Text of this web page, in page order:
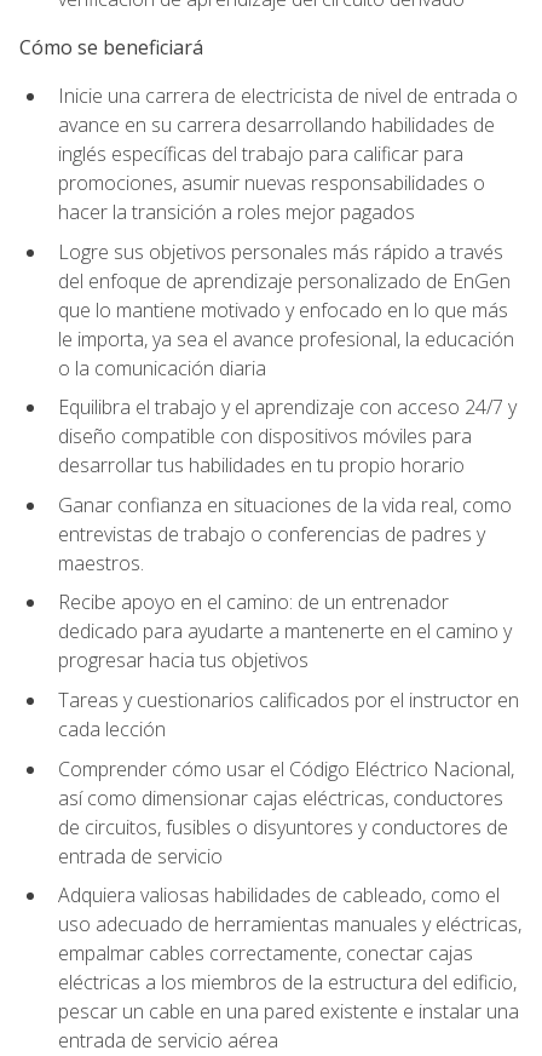
Cómo se beneficiará
Inicie una carrera de electricista de nivel de entrada o
avance en su carrera desarrollando habilidades de
inglés específicas del trabajo para calificar para
promociones, asumir nuevas responsabilidades o
hacer la transición a roles mejor pagados
Logre sus objetivos personales más rápido a través
del enfoque de aprendizaje personalizado de EnGen
que lo mantiene motivado y enfocado en lo que más
le importa, ya sea el avance profesional, la educación
o la comunicación diaria
Equilibra el trabajo y el aprendizaje con acceso 24/7 y
diseño compatible con dispositivos móviles para
desarrollar tus habilidades en tu propio horario
Ganar confianza en situaciones de la vida real, como
entrevistas de trabajo o conferencias de padres y
maestros.
Recibe apoyo en el camino: de un entrenador
dedicado para ayudarte a mantenerte en el camino y
progresar hacia tus objetivos
Tareas y cuestionarios calificados por el instructor en
cada lección
Comprender cómo usar el Código Eléctrico Nacional,
así como dimensionar cajas eléctricas, conductores
de circuitos, fusibles o disyuntores y conductores de
entrada de servicio
Adquiera valiosas habilidades de cableado, como el
uso adecuado de herramientas manuales y eléctricas,
empalmar cables correctamente, conectar cajas
eléctricas a los miembros de la estructura del edificio,
pescar un cable en una pared existente e instalar una
entrada de servicio aérea